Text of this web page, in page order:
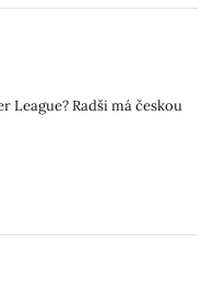
Radši má českou